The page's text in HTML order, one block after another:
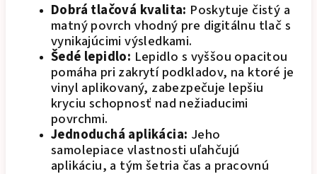
Dobrá tlačová kvalita: Poskytuje čistý a
matný povrch vhodný pre digitálnu tlač s
vynikajúcimi výsledkami.
Šedé lepidlo: Lepidlo s vyššou opacitou
pomáha pri zakrytí podkladov, na ktoré je
vinyl aplikovaný, zabezpečuje lepšiu
kryciu schopnosť nad nežiaducimi
povrchmi.
Jednoduchá aplikácia: Jeho
samolepiace vlastnosti uľahčujú
aplikáciu, a tým šetria čas a pracovnú